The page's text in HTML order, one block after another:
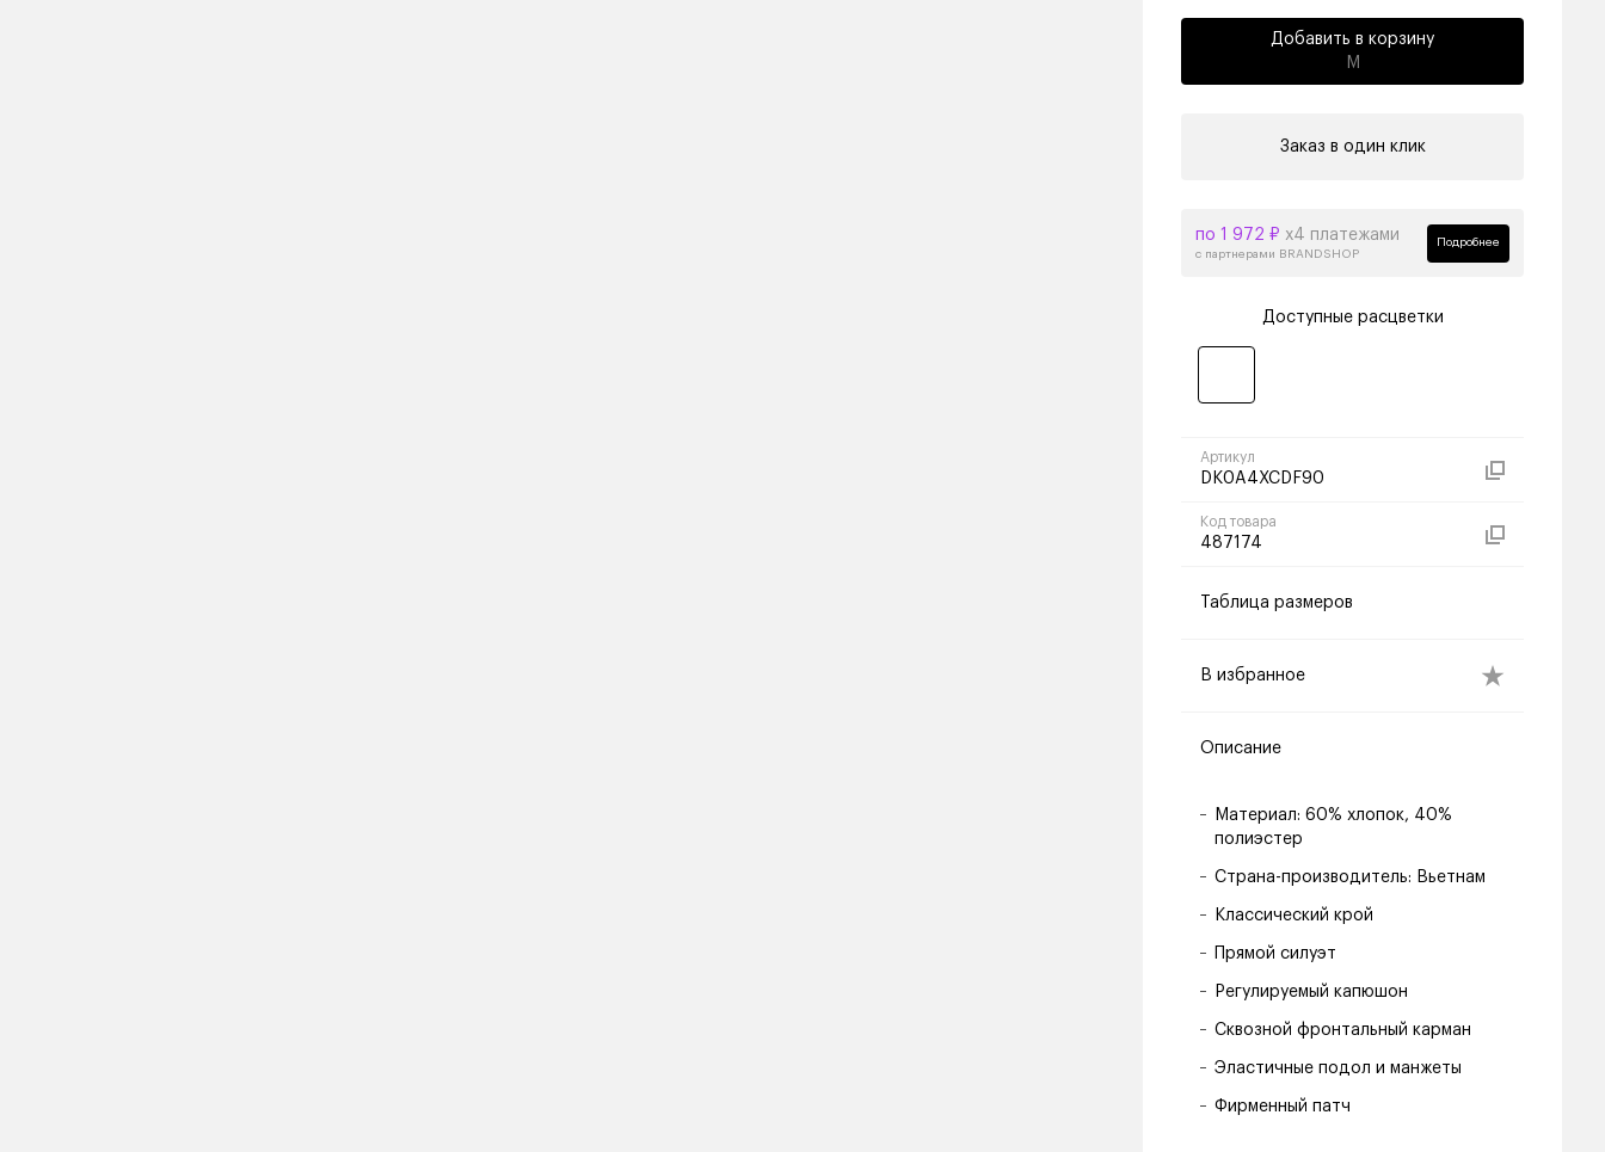
Добавить в корзину
M
Заказ в один клик
по 1 972 ₽ х4 платежами
с партнерами BRANDSHOP
Подробнее
Доступные расцветки
Артикул
DK0A4XCDF90
Код товара
487174
Таблица размеров
В избранное
Описание
Материал: 60% хлопок, 40%
полиэстер
Страна-производитель: Вьетнам
Классический крой
Прямой силуэт
Регулируемый капюшон
Сквозной фронтальный карман
Эластичные подол и манжеты
Фирменный патч